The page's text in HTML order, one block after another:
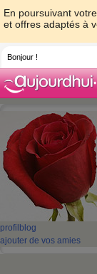
En poursuivant
et offres adaptés à
Bonjour !
profil blog
ajouter de vos amies